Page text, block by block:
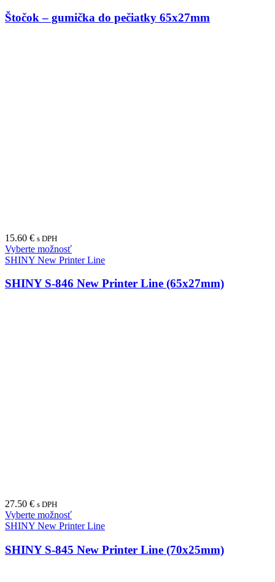
Štočok – gumička do pečiatky 65x27mm
15.60 € s DPH
Vyberte možnosť
SHINY New Printer Line
SHINY S-846 New Printer Line (65x27mm)
27.50 € s DPH
Vyberte možnosť
SHINY New Printer Line
SHINY S-845 New Printer Line (70x25mm)